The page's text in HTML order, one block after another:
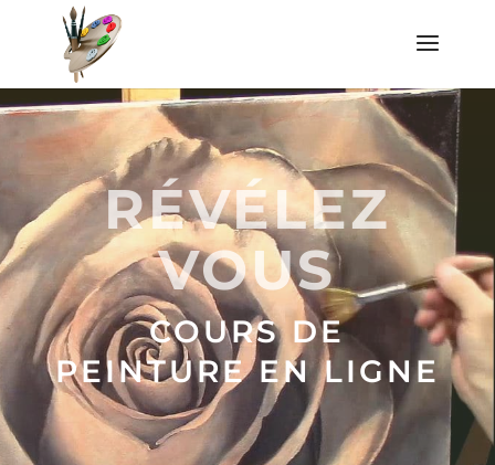
RÉVÉLEZ
VOUS
COURS DE
PEINTURE EN LIGNE